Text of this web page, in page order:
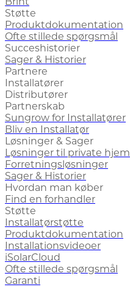
Støtte
Produktdokumentation
Ofte stillede spørgsmål
Succeshistorier
Sager & Historier
Partnere
Installatører
Distributører
Partnerskab
Sungrow for Installatører
Bliv en Installatør
Løsninger & Sager
Løsninger til private hjem
Forretningsløsninger
Sager & Historier
Hvordan man køber
Find en forhandler
Støtte
Installatørstøtte
Produktdokumentation
Installationsvideoer
iSolarCloud
Ofte stillede spørgsmål
Garanti